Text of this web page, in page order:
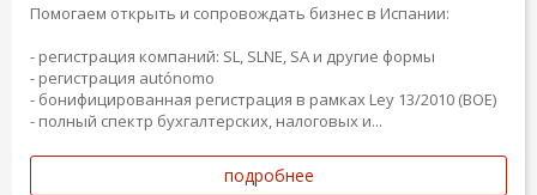
Помогаем открыть и сопровождать бизнес в Испании:
- регистрация компаний: SL, SLNE, SA и другие формы
- регистрация autónomo
- бонифицированная регистрация в рамках Ley 13/2010 (BOE)
- полный спектр бухгалтерских, налоговых и...
подробнее